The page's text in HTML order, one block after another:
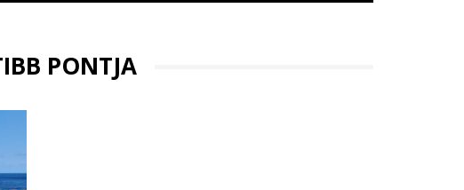
PONTJA